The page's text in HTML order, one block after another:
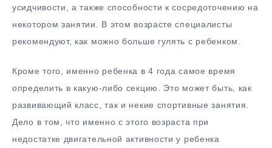
усидчивости, а также способности к сосредоточению на
некотором занятии. В этом возрасте специалисты
рекомендуют, как можно больше гулять с ребенком.
Кроме того, именно ребенка в 4 года самое время
определить в какую-либо секцию. Это может быть, как
развивающий класс, так и некие спортивные занятия.
Дело в том, что именно с этого возраста при
недостатке двигательной активности у ребенка